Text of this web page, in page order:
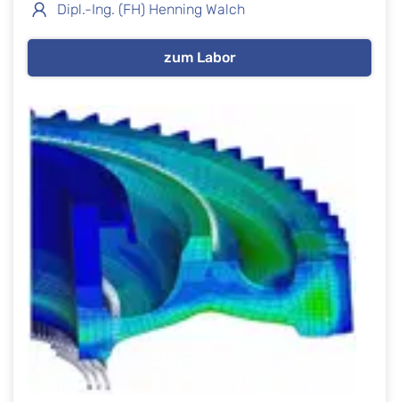
Dipl.-Ing. (FH) Henning Walch
zum Labor